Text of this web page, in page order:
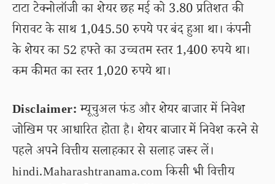
टाटा टेक्नोलॉजी का शेयर छह मई को 3.80 प्रतिशत की
गिरावट के साथ 1,045.50 रुपये पर बंद हुआ था। कंपनी
के शेयर का 52 हफ्ते का उच्चतम स्तर 1,400 रुपये था।
कम कीमत का स्तर 1,020 रुपये था।
Disclaimer:म्यूचुअल फंड और शेयर बाजार में निवेश
जोखिम पर आधारित होता है। शेयर बाजार में निवेश करने से
पहले अपने वित्तीय सलाहकार से सलाह जरूर लें।
hindi.Maharashtranama.com किसी भी वित्तीय